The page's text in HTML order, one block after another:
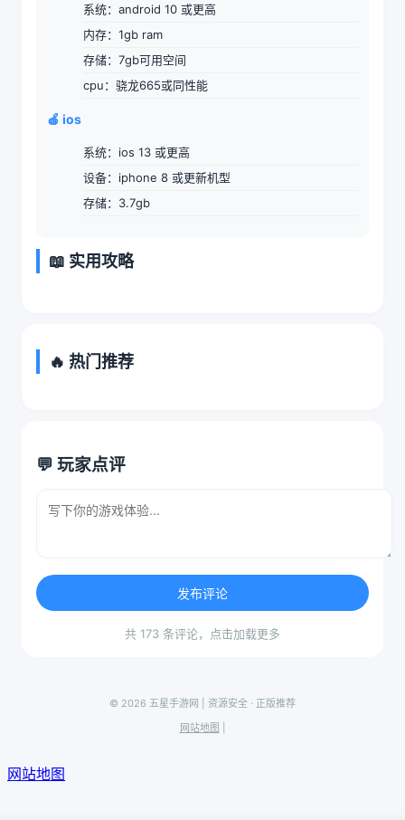
系统：android 10 或更高
内存：1gb ram
存储：7gb可用空间
cpu：骁龙665或同性能
🍎 ios
系统：ios 13 或更高
设备：iphone 8 或更新机型
存储：3.7gb
📖 实用攻略
🔥 热门推荐
💬 玩家点评
发布评论
共 173 条评论，点击加载更多
© 2026 五星手游网 | 资源安全 · 正版推荐
网站地图
网站地图